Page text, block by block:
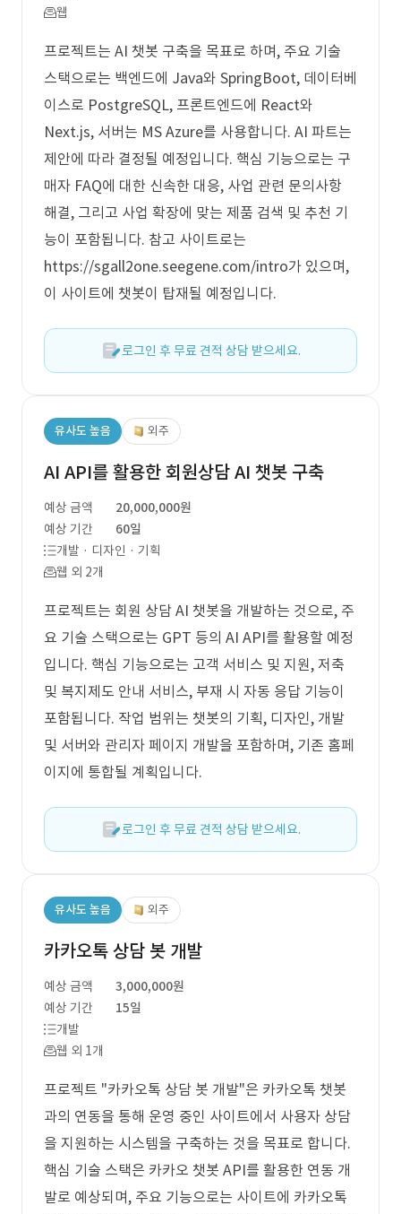
웹
프로젝트는 AI 챗봇 구축을 목표로 하며, 주요 기술
스택으로는 백엔드에 Java와 SpringBoot, 데이터베
이스로 PostgreSQL, 프론트엔드에 React와
Next.js, 서버는 MS Azure를 사용합니다. AI 파트는
제안에 따라 결정될 예정입니다. 핵심 기능으로는 구
매자 FAQ에 대한 신속한 대응, 사업 관련 문의사항
해결, 그리고 사업 확장에 맞는 제품 검색 및 추천 기
능이 포함됩니다. 참고 사이트로는
https://sgall2one.seegene.com/intro가 있으며,
이 사이트에 챗봇이 탑재될 예정입니다.
로그인 후 무료 견적 상담 받으세요.
유사도 높음 외주
AI API를 활용한 회원상담 AI 챗봇 구축
예상 금액
20,000,000원
예상 기간
60일
개발 · 디자인 · 기획
웹 외 2개
프로젝트는 회원 상담 AI 챗봇을 개발하는 것으로, 주
요 기술 스택으로는 GPT 등의 AI API를 활용할 예정
입니다. 핵심 기능으로는 고객 서비스 및 지원, 저축
및 복지제도 안내 서비스, 부재 시 자동 응답 기능이
포함됩니다. 작업 범위는 챗봇의 기획, 디자인, 개발
및 서버와 관리자 페이지 개발을 포함하며, 기존 홈페
이지에 통합될 계획입니다.
로그인 후 무료 견적 상담 받으세요.
유사도 높음 외주
카카오톡 상담 봇 개발
예상 금액
3,000,000원
예상 기간
15일
개발
웹 외 1개
프로젝트 "카카오톡 상담 봇 개발"은 카카오톡 챗봇
과의 연동을 통해 운영 중인 사이트에서 사용자 상담
을 지원하는 시스템을 구축하는 것을 목표로 합니다.
핵심 기술 스택은 카카오 챗봇 API를 활용한 연동 개
발로 예상되며, 주요 기능으로는 사이트에 카카오톡